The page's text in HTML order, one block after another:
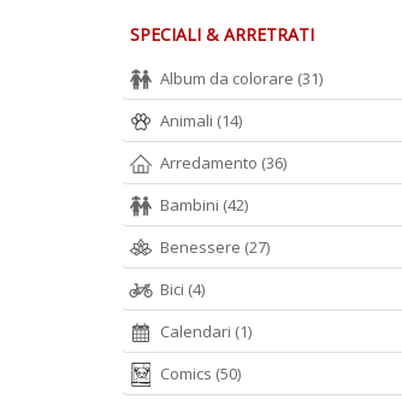
Digitale
3.50 €
ANIME CULT N.17
Lamù
Cartacea
6.90 €
SPECIALI & ARRETRATI
Album da colorare (31)
Animali (14)
Arredamento (36)
Bambini (42)
Benessere (27)
Bici (4)
Calendari (1)
Comics (50)